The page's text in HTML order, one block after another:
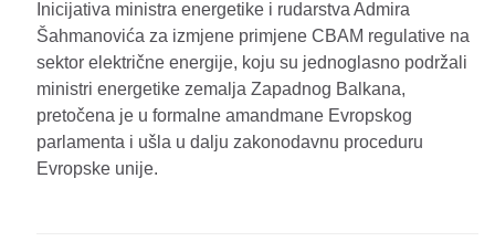
Inicijativa ministra energetike i rudarstva Admira
Šahmanovića za izmjene primjene CBAM regulative na
sektor električne energije, koju su jednoglasno podržali
ministri energetike zemalja Zapadnog Balkana,
pretočena je u formalne amandmane Evropskog
parlamenta i ušla u dalju zakonodavnu proceduru
Evropske unije.